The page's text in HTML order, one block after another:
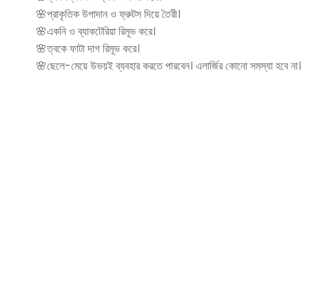
🌸প্রাকৃতিক উপাদান ও ফ্রুটস দিয়ে তৈরী।
🌸একনি ও ব্যাকটেরিয়া রিমূভ করে।
🌸ত্বকে ফাটা দাগ রিমূভ করে।
🌸ছেলে-মেয়ে উভয়ই ব্যবহার করতে পারবেন। এলার্জির কোনো সমস্যা হবে না।